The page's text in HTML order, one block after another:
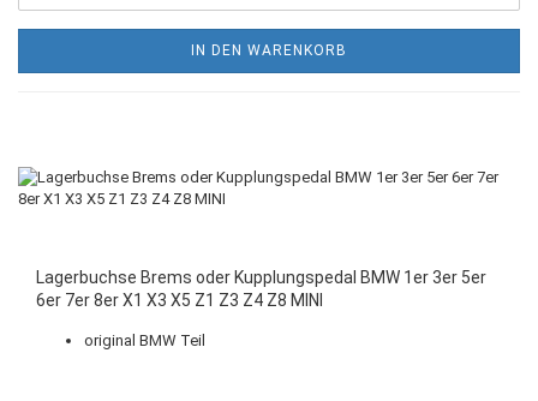
IN DEN WARENKORB
Lagerbuchse Brems oder Kupplungspedal BMW 1er 3er 5er
6er 7er 8er X1 X3 X5 Z1 Z3 Z4 Z8 MINI
original BMW Teil